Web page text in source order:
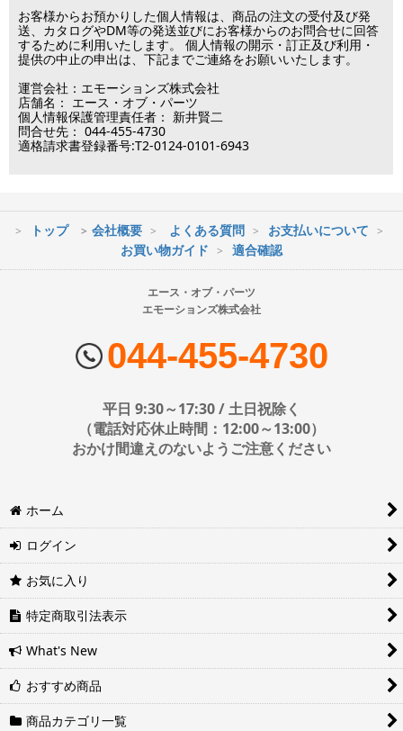
※最短到着をご希望の場合、時間指定不可の地域があります。
※配送業者の状況により荷物に遅延が生じる場合もございますので
ヤマト運輸・佐川急便・日本郵便・西濃運輸を使用しております。
配送会社はお選びいただけません。
時間指定は下記の通りです。
日時指定は4日後以降の指定となります。それ以前の日時指定をご希
望の場合は備考欄に記入をお願いします。
■地域ごとの最短配達日時について
い。
ヤマト運輸サービスレベル一覧表(PDF)
西濃運輸サービスレベル一覧表(PDF)
この日は出荷業務を行いませんので予めご了承下さい。
■営業日
営業時間：09:30～17:30
（電話対応休止時間：12:00～13:00）
土日祝日は出荷業務のみ行います。
土日祝日は電話・メールのお問い合わせ返信は
お客様からお預かりした個人情報は、商品の注文の受付及び発
送、カタログやDM等の発送並びにお客様からのお問合せに回答
するために利用いたします。 個人情報の開示・訂正及び利用・
提供の中止の申出は、下記までご連絡をお願いいたします。
運営会社：エモーションズ株式会社
店舗名： エース・オブ・パーツ
個人情報保護管理責任者： 新井賢二
問合せ先： 044-455-4730
適格請求書登録番号:T2-0124-0101-6943
トップ 会社概要 よくある質問
お支払いについて
お買い物ガイド
適合確認
エース・オブ・パーツ
エモーションズ株式会社
044-455-4730
平日 9:30～17:30 / 土日祝除く
（電話対応休止時間：12:00～13:00）
おかけ間違えのないようご注意ください
ホーム
ログイン
お気に入り
特定商取引法表示
What's New
おすすめ商品
商品カテゴリ一覧